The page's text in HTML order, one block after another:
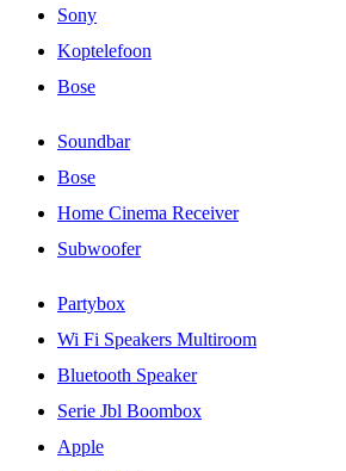
Sony
Koptelefoon
Bose
Soundbar
Bose
Home Cinema Receiver
Subwoofer
Partybox
Wi Fi Speakers Multiroom
Bluetooth Speaker
Serie Jbl Boombox
Apple